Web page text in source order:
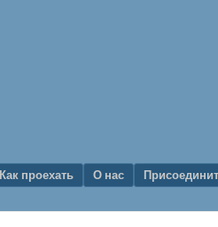
Как проехать О нас